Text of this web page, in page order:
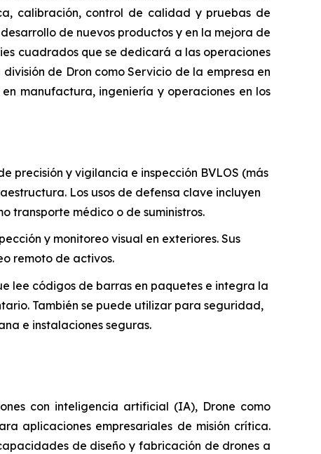
calibración, control de calidad y pruebas de
de nuevos productos y en la mejora de
cuadrados que se dedicará a las operaciones
de Dron como Servicio de la empresa en
manufactura, ingeniería y operaciones en los
precisión y vigilancia e inspección BVLOS (más
Los usos de defensa clave incluyen
transporte médico o de suministros.
y monitoreo visual en exteriores. Sus
remoto de activos.
lee códigos de barras en paquetes e integra la
También se puede utilizar para seguridad,
e instalaciones seguras.
con inteligencia artificial (IA), Drone como
aplicaciones empresariales de misión crítica.
de diseño y fabricación de drones a